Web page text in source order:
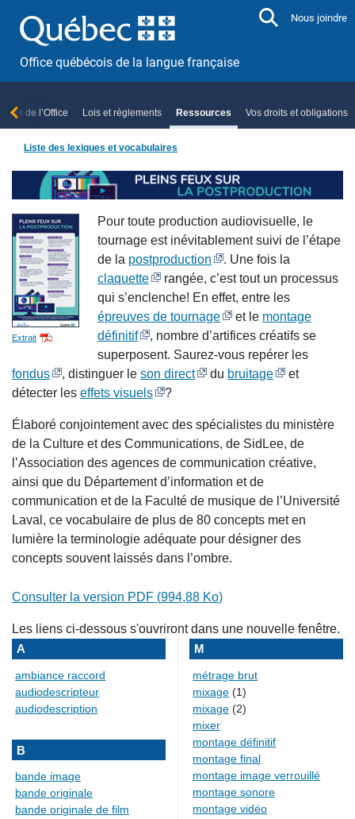
Office québécois de la langue française
Nous joindre
de l’Office Lois et règlements Ressources Vos droits et obligations
Liste des lexiques et vocabulaires
Extrait
Pour toute production audiovisuelle, le
tournage est inévitablement suivi de l’étape
de la postproduction
. Une fois la
claquette
rangée, c’est tout un processus
qui s’enclenche! En effet, entre les
épreuves de tournage
et le montage
définitif
, nombre d’artifices créatifs se
superposent. Saurez-vous repérer les
fondus
, distinguer le son direct du bruitage
et
détecter les effets visuels ?
Élaboré conjointement avec des spécialistes du ministère
de la Culture et des Communications, de SidLee, de
l’Association des agences de communication créative,
ainsi que du Département d’information et de
communication et de la Faculté de musique de l’Université
Laval, ce vocabulaire de plus de 80 concepts met en
lumière la terminologie adéquate pour désigner des
concepts souvent laissés dans l’ombre.
Consulter la version PDF (994,88 Ko)
Les liens ci-dessous s'ouvriront dans une nouvelle fenêtre.
A
ambiance raccord
audiodescripteur
audiodescription
B
bande image
bande originale
bande originale de film
M
métrage brut
mixage (1)
mixage (2)
mixer
montage définitif
montage final
montage image verrouillé
montage sonore
montage vidéo